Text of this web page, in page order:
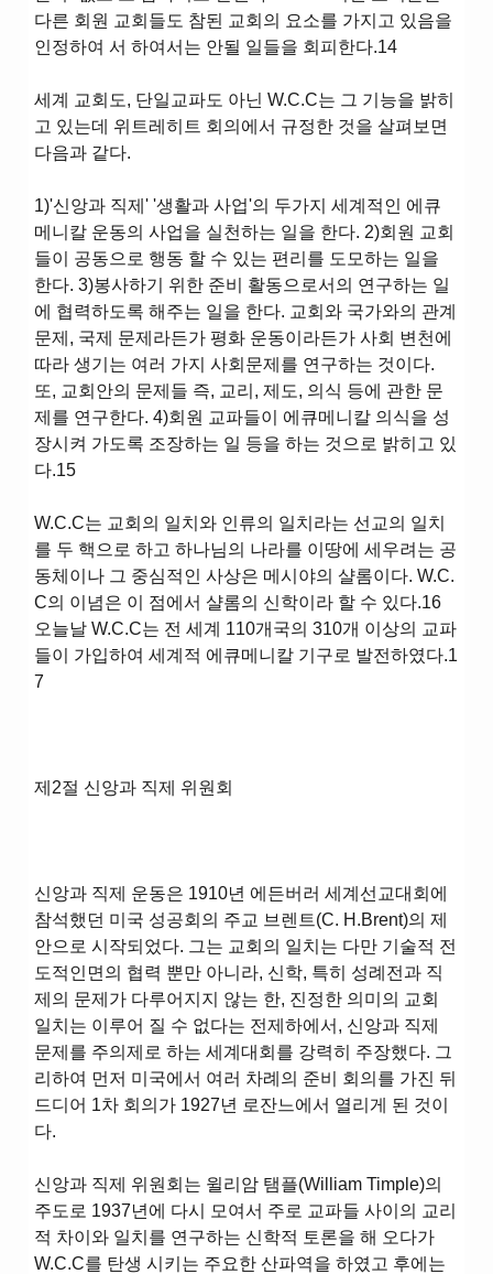
다른 회원 교회들도 참된 교회의 요소를 가지고 있음을
인정하여 서 하여서는 안될 일들을 회피한다.14
세계 교회도, 단일교파도 아닌 W.C.C는 그 기능을 밝히
고 있는데 위트레히트 회의에서 규정한 것을 살펴보면
다음과 같다.
1)'신앙과 직제' '생활과 사업'의 두가지 세계적인 에큐
메니칼 운동의 사업을 실천하는 일을 한다. 2)회원 교회
들이 공동으로 행동 할 수 있는 편리를 도모하는 일을
한다. 3)봉사하기 위한 준비 활동으로서의 연구하는 일
에 협력하도록 해주는 일을 한다. 교회와 국가와의 관계
문제, 국제 문제라든가 평화 운동이라든가 사회 변천에
따라 생기는 여러 가지 사회문제를 연구하는 것이다.
또, 교회안의 문제들 즉, 교리, 제도, 의식 등에 관한 문
제를 연구한다. 4)회원 교파들이 에큐메니칼 의식을 성
장시켜 가도록 조장하는 일 등을 하는 것으로 밝히고 있
다.15
W.C.C는 교회의 일치와 인류의 일치라는 선교의 일치
를 두 핵으로 하고 하나님의 나라를 이땅에 세우려는 공
동체이나 그 중심적인 사상은 메시야의 샬롬이다. W.C.
C의 이념은 이 점에서 샬롬의 신학이라 할 수 있다.16
오늘날 W.C.C는 전 세계 110개국의 310개 이상의 교파
들이 가입하여 세계적 에큐메니칼 기구로 발전하였다.1
7
제2절 신앙과 직제 위원회
신앙과 직제 운동은 1910년 에든버러 세계선교대회에
참석했던 미국 성공회의 주교 브렌트(C. H.Brent)의 제
안으로 시작되었다. 그는 교회의 일치는 다만 기술적 전
도적인면의 협력 뿐만 아니라, 신학, 특히 성례전과 직
제의 문제가 다루어지지 않는 한, 진정한 의미의 교회
일치는 이루어 질 수 없다는 전제하에서, 신앙과 직제
문제를 주의제로 하는 세계대회를 강력히 주장했다. 그
리하여 먼저 미국에서 여러 차례의 준비 회의를 가진 뒤
드디어 1차 회의가 1927년 로잔느에서 열리게 된 것이
다.
신앙과 직제 위원회는 윌리암 탬플(William Timple)의
주도로 1937년에 다시 모여서 주로 교파들 사이의 교리
적 차이와 일치를 연구하는 신학적 토론을 해 오다가
W.C.C를 탄생 시키는 주요한 산파역을 하였고 후에는